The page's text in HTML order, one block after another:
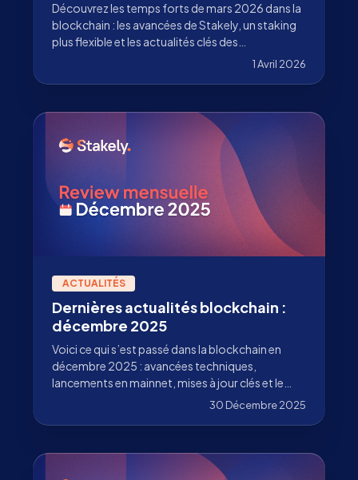
Découvrez les temps forts de mars 2026 dans la
blockchain : les avancées de Stakely, un staking
plus flexible et les actualités clés des
1 Avril 2026
ACTUALITÉS
Dernières actualités blockchain :
décembre 2025
Voici ce qui s’est passé dans la blockchain en
décembre 2025 : avancées techniques,
lancements en mainnet, mises à jour clés et le
travail de Stakely au-delà de la validation.
30 Décembre 2025